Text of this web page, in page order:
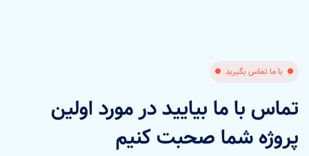
با ما تماس بگیرید
تماس با ما بیایید در مورد اولین
پروژه شما صحبت کنیم